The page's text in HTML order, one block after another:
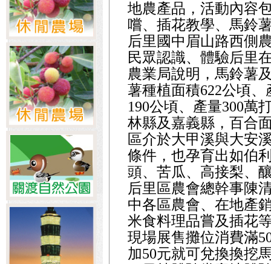
地農產品，活動內容
嚐、插花教學、馬鈴
后里國中眉山路西側
民眾認識、體驗后里
農業局說明，馬鈴薯
薯種植面積622公頃
190公頃、產量300萬
林縣及嘉義縣，百合
區介於大甲溪與大安
條件，也孕育出如伯
頭、苦瓜、高接梨、
后里區農會總幹事陳
中各區農會、在地產
米食料理品嘗及插花
現場展售攤位消費滿
加50元就可兌換換挖